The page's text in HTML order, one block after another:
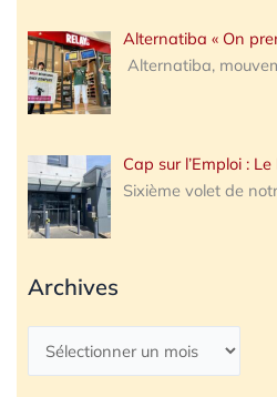
Alternatiba « On
Alternatiba,
Cap sur l’Emploi :
Sixième volet de
Archives